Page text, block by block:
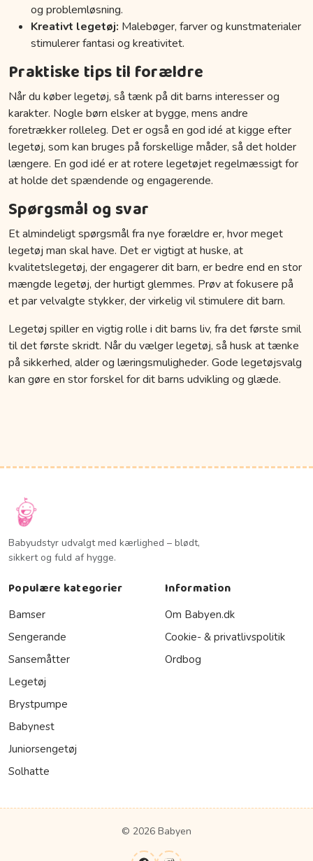
og problemløsning.
Kreativt legetøj: Malebøger, farver og kunstmaterialer
stimulerer fantasi og kreativitet.
Praktiske tips til forældre
Når du køber legetøj, så tænk på dit barns interesser og
karakter. Nogle børn elsker at bygge, mens andre
foretrækker rolleleg. Det er også en god idé at kigge efter
legetøj, som kan bruges på forskellige måder, så det holder
længere. En god idé er at rotere legetøjet regelmæssigt for
at holde det spændende og engagerende.
Spørgsmål og svar
Et almindeligt spørgsmål fra nye forældre er, hvor meget
legetøj man skal have. Det er vigtigt at huske, at
kvalitetslegetøj, der engagerer dit barn, er bedre end en stor
mængde legetøj, der hurtigt glemmes. Prøv at fokusere på
et par velvalgte stykker, der virkelig vil stimulere dit barn.
Legetøj spiller en vigtig rolle i dit barns liv, fra det første smil
til det første skridt. Når du vælger legetøj, så husk at tænke
på sikkerhed, alder og læringsmuligheder. Gode legetøjsvalg
kan gøre en stor forskel for dit barns udvikling og glæde.
Babyudstyr udvalgt med kærlighed – blødt,
sikkert og fuld af hygge.
Populære kategorier
Bamser
Sengerande
Sansemåtter
Legetøj
Brystpumpe
Babynest
Juniorsengetøj
Solhatte
Information
Om Babyen.dk
Cookie- & privatlivspolitik
Ordbog
© 2026 Babyen